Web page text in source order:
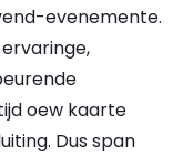
evenemente.
oew kaarte
Dus span